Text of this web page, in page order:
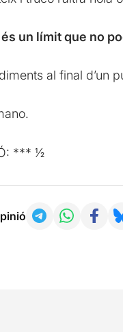
un límit que no
al final d’un
*** ½